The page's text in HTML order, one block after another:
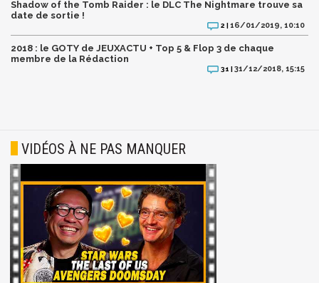
Shadow of the Tomb Raider : le DLC The Nightmare trouve sa
date de sortie !
2 | 16/01/2019, 10:10
2018 : le GOTY de JEUXACTU + Top 5 & Flop 3 de chaque
membre de la Rédaction
31 | 31/12/2018, 15:15
VIDÉOS À NE PAS MANQUER